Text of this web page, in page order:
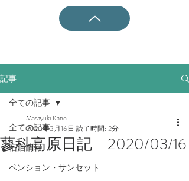
記事
全ての記事
宿泊情報
ペンション・サンセット
全ての記事
蓼科高原日記 2020/03/16
Masayuki Kano
2020年3月16日 読了時間: 2分